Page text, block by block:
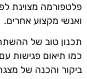
פלטפורמה מצוינת
ואנשי מקצוע אחרים.
תכנון טוב של
כמו תיאום פגישות
ביקור והכנה של